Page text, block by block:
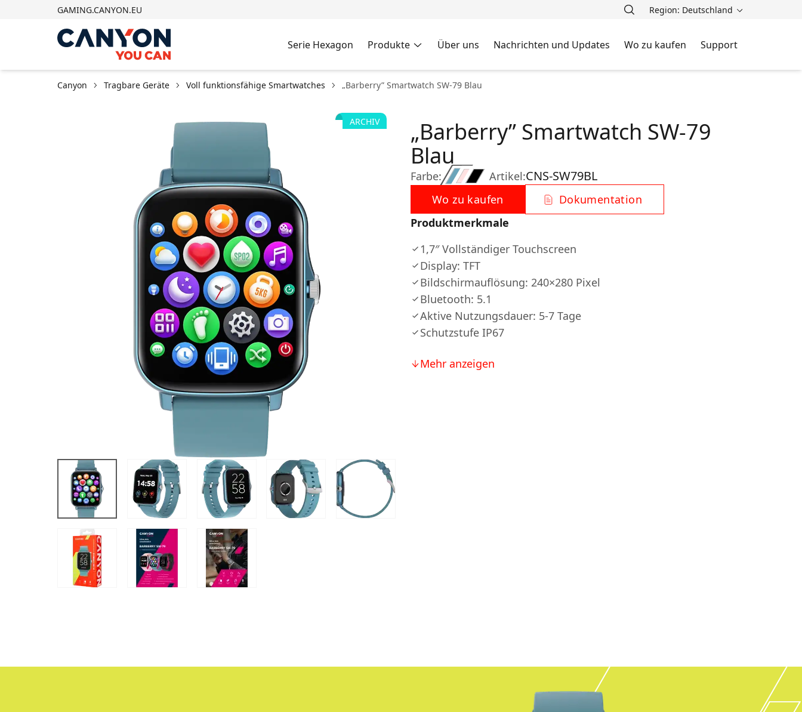
GAMING.CANYON.EU Region: Deutschland
Serie Hexagon Produkte Über uns Nachrichten und Updates Wo zu kaufen Support
Canyon Tragbare Geräte Voll funktionsfähige Smartwatches „Barberry” Smartwatch SW-79 Blau
ARCHIV
Farbe:
„Barberry” Smartwatch SW-79
Blau
Artikel:CNS-SW79BL
Wo zu kaufen
Dokumentation
Produktmerkmale
1,7″ Vollständiger Touchscreen
Display: TFT
Bildschirmauflösung: 240×280 Pixel
Bluetooth: 5.1
Aktive Nutzungsdauer: 5-7 Tage
Schutzstufe IP67
Mehr anzeigen